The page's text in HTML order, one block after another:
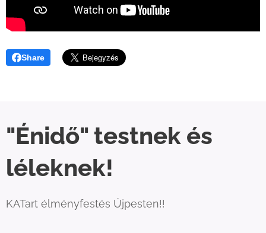
Share
"Énidő" testnek és
léleknek!
KATart élményfestés Újpesten!!